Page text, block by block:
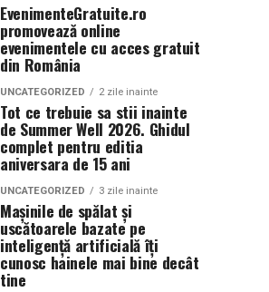
EvenimenteGratuite.ro
promovează online
evenimentele cu acces gratuit
din România
UNCATEGORIZED 2 zile inainte
Tot ce trebuie sa stii inainte
de Summer Well 2026. Ghidul
complet pentru editia
aniversara de 15 ani
UNCATEGORIZED 3 zile inainte
Mașinile de spălat și
uscătoarele bazate pe
inteligență artificială îți
cunosc hainele mai bine decât
tine